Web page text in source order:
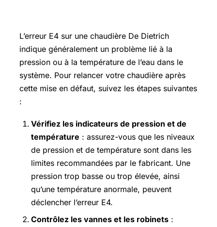
L’erreur E4 sur une chaudière De Dietrich
indique généralement un problème lié à la
pression ou à la température de l’eau dans le
système. Pour relancer votre chaudière après
cette mise en défaut, suivez les étapes suivantes
:
Vérifiez les indicateurs de pression et de
température : assurez-vous que les niveaux
de pression et de température sont dans les
limites recommandées par le fabricant. Une
pression trop basse ou trop élevée, ainsi
qu’une température anormale, peuvent
déclencher l’erreur E4.
Contrôlez les vannes et les robinets :